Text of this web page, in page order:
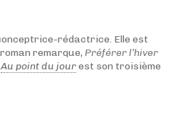
rédactrice. Elle est
remarque, Préférer l’hiver
Au point du jourest son troisième